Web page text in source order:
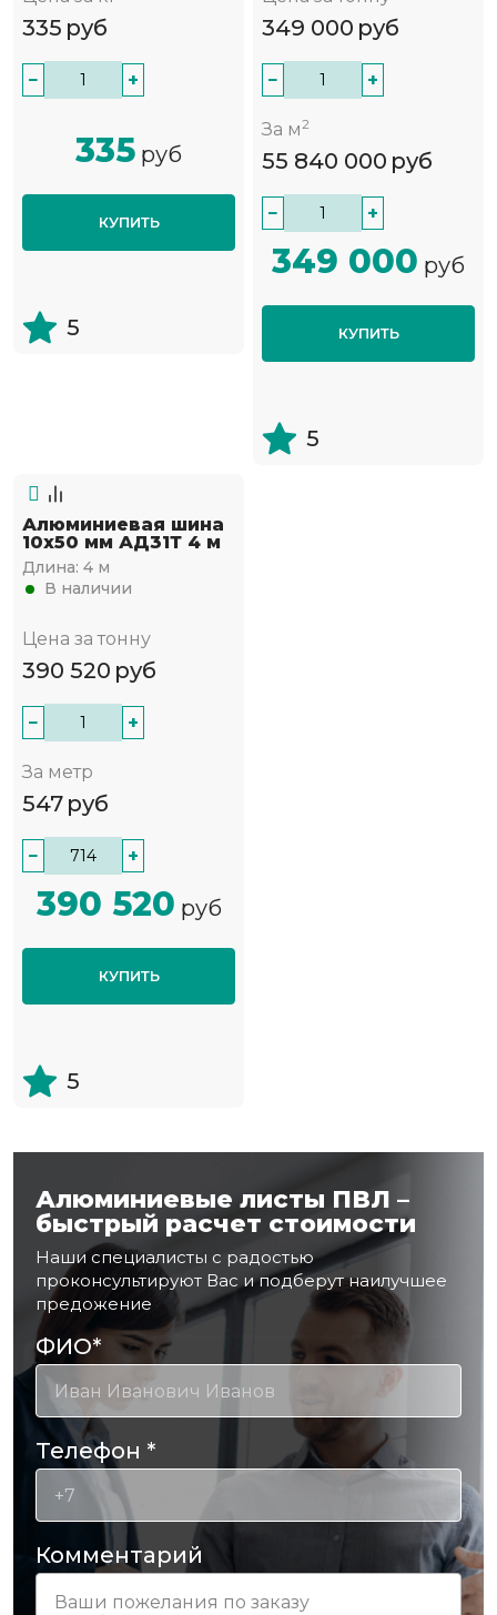
335 руб
− +
335 руб
КУПИТЬ
5
349 000 руб
− +
За м2
55 840 000 руб
− +
349 000 руб
КУПИТЬ
5
Алюминиевая шина
10x50 мм АД31Т 4 м
Длина: 4 м
В наличии
Цена за тонну
390 520 руб
− +
За метр
547 руб
− +
390 520 руб
КУПИТЬ
5
Алюминиевые листы ПВЛ –
быстрый расчет стоимости
Наши специалисты с радостью
проконсультируют Вас и подберут наилучшее
предожение
ФИО*
Телефон *
Комментарий